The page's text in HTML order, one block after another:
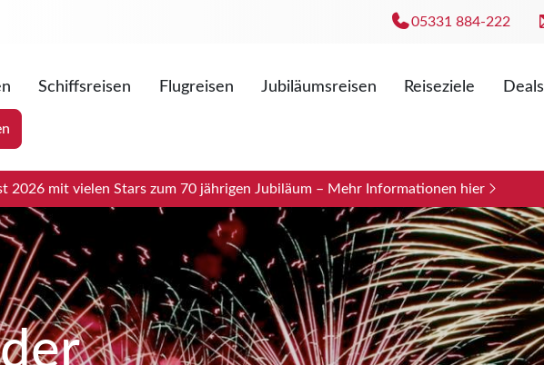
05331 884-222
Mo. - Fr. 09:00 - 18:00 Uhr
Schiffsreisen Flugreisen Jubiläumsreisen Reiseziele Deals
2026 mit vielen Stars zum 70 jährigen Jubiläum – Mehr Informationen hier